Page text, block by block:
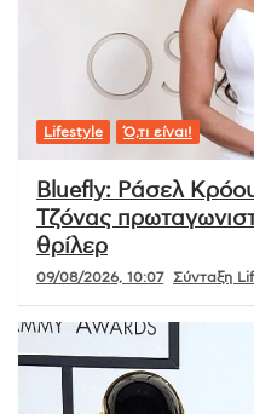
Lifestyle Ό,τι είναι!
Bluefly: Ράσελ
Τζόνας
θρίλερ
09/08/2026, 10:07 Σύνταξη